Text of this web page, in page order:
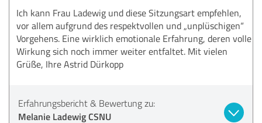
Ich kann Frau Ladewig und diese Sitzungsart empfehlen,
vor allem aufgrund des respektvollen und „unplüschigen“
Vorgehens. Eine wirklich emotionale Erfahrung, deren volle
Wirkung sich noch immer weiter entfaltet. Mit vielen
Grüße, Ihre Astrid Dürkopp
Erfahrungsbericht & Bewertung zu:
Melanie Ladewig CSNU